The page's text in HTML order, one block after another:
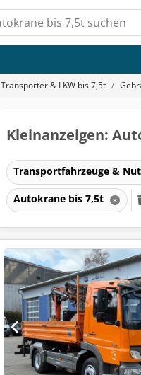
Transporter & LKW bis 7,5t
Kleinanzeigen:
Transportfahrzeuge &
Autokrane bis 7,5t